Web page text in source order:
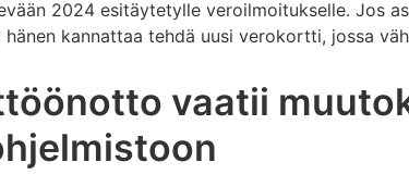
2024 esitäytetylle veroilmoitukselle. Jos
kannattaa tehdä uusi verokortti, jossa
vaatii